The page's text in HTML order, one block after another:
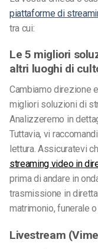
piattaforme di
tra cui:
Le 5 migliori
altri luoghi di
Cambiamo direzione
migliori soluzioni di
Analizzeremo in
Tuttavia, vi
lettura. Assicuratevi
streaming video in
prima di andare in
trasmissione in
matrimonio, funerale
Livestream